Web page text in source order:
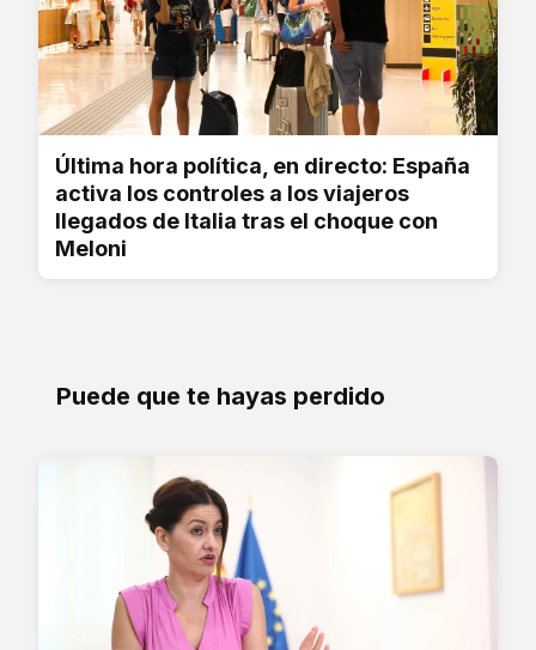
Última hora política, en directo: España
activa los controles a los viajeros
llegados de Italia tras el choque con
Meloni
Puede que te hayas perdido